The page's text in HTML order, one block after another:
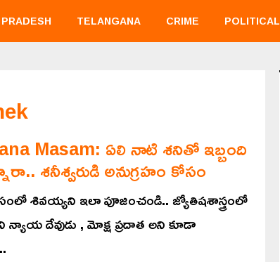
TELANGANA CRIME POLITICAL
Masam: ఏలి నాటి శనితో ఇబ్బంది
శనీశ్వరుడి అనుగ్రహం కోసం
శివయ్యని ఇలా పూజించండి.. జ్యోతిషశాస్త్రంలో
న్యాయ దేవుడు , మోక్ష ప్రదాత అని కూడా